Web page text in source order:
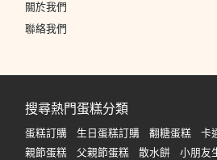
關於我們
聯絡我們
搜尋熱門蛋糕分類
蛋糕訂購 生日蛋糕訂購 翻糖蛋糕 卡
親節蛋糕
父親節蛋糕 散水餅 小朋友